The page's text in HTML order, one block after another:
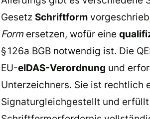
Gesetz Schriftform
Formersetzen, wofür eine
§ 126a BGB notwendig ist. Die
EU-eIDAS-Verordnung und
Unterzeichners. Sie ist rechtlich
Signaturgleichgestellt und